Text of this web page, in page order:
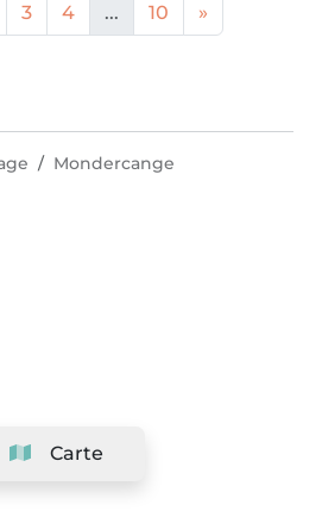
3 4 ... 10 »
Carte
Mondercange